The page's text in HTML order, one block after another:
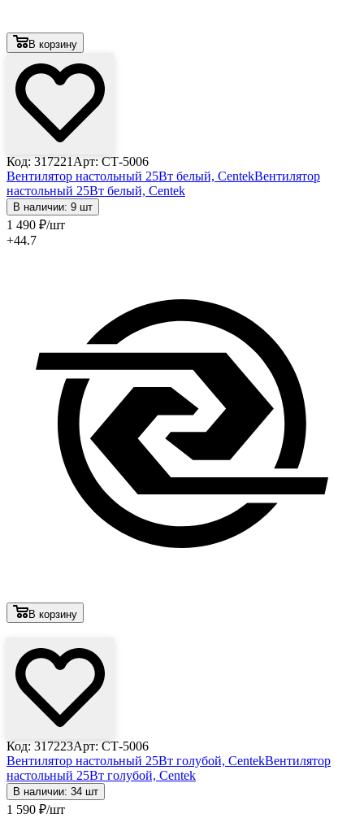
В корзину
Код: 317221 Арт: СТ-5006
Вентилятор настольный 25Вт белый, CentekВентилятор
настольный 25Вт белый, Centek
В наличии: 9 шт
1 490 ₽/шт
+44.7
В корзину
Код: 317223Арт: СТ-5006
Вентилятор настольный 25Вт голубой, CentekВентилятор
настольный 25Вт голубой, Centek
В наличии: 34 шт
1 590 ₽/шт